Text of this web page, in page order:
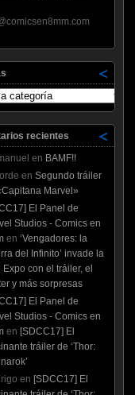
recientes
en BAMF!!
en Segundo tráiler
Marvel»
El Panel de
Studios - Comics en
en ‘Vengadores: la
del Infinito’ invade la
Expo con el tráiler, el
y más sorpresas
El Panel de
Studios - Comics en
en [SDCC17] El
tráiler de ‘Thor:
en [SDCC17] El